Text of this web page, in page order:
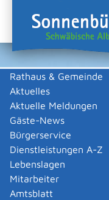
Rathaus & Gemeinde
Aktuelles
Aktuelle Meldungen
Gäste-News
Bürgerservice
Dienstleistungen A-Z
Lebenslagen
Mitarbeiter
Amtsblatt
Sie sind hier:
Gewerbeliste